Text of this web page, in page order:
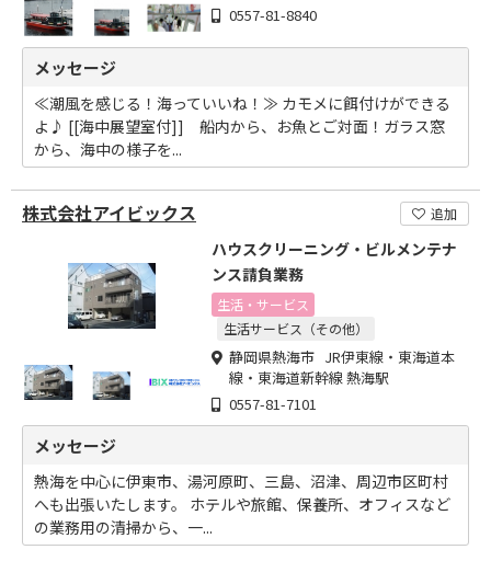
0557-81-8840
メッセージ
≪潮風を感じる！海っていいね！≫ カモメに餌付けができる
よ♪ [[海中展望室付]] 船内から、お魚とご対面！ガラス窓
から、海中の様子を...
株式会社アイビックス 追加
ハウスクリーニング・ビルメンテナ
ンス請負業務
生活・サービス
生活サービス（その他）
静岡県熱海市 JR伊東線・東海道本
線・東海道新幹線 熱海駅
0557-81-7101
メッセージ
熱海を中心に伊東市、湯河原町、三島、沼津、周辺市区町村
へも出張いたします。 ホテルや旅館、保養所、オフィスなど
の業務用の清掃から、一...